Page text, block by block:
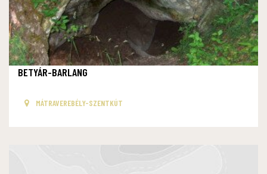
BETYÁR-BARLANG
MÁTRAVEREBÉLY-SZENTKÚT